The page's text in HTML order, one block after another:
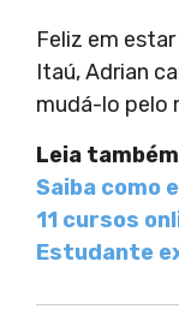
Feliz em
Itaú, Adrian
mudá-lo pelo
Leia
Saiba como
11 cursos
Estudante